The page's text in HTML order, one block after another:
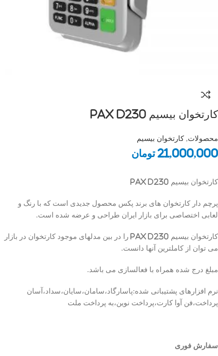
کارتخوان بیسیم Pax D230
محصولات, کارتخوان بیسیم
21,000,000 تومان
کارتخوان بیسیم Pax D230
پرچم دار کارتخوان های برند پکس محصول جدیدی است که با رنگ و
لعابی اختصاصی برای بازار ایران طراحی و عرضه شده است.
کارتخوان بیسیم Pax D230 را در بین مدلهای موجود کارتخوان در بازار
می توان از کاملترین آنها دانست.
مبلغ درج شده همراه با فعالسازی می باشد.
نرم افزارهای پشتیبانی شده:پاسارگاد،سامان،سایان،سداد،آسان
پرداخت،فن آوا کارت،پرداخت نوین،به پرداخت ملت
سفارش فوری